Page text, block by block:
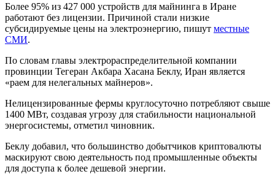
Более 95% из 427 000 устройств для майнинга в Иране
работают без лицензии. Причиной стали низкие
субсидируемые цены на электроэнергию, пишут местные
СМИ.
По словам главы электрораспределительной компании
провинции Тегеран Акбара Хасана Беклу, Иран является
«раем для нелегальных майнеров».
Нелицензированные фермы круглосуточно потребляют свыше
1400 МВт, создавая угрозу для стабильности национальной
энергосистемы, отметил чиновник.
Беклу добавил, что большинство добытчиков криптовалюты
маскируют свою деятельность под промышленные объекты
для доступа к более дешевой энергии.